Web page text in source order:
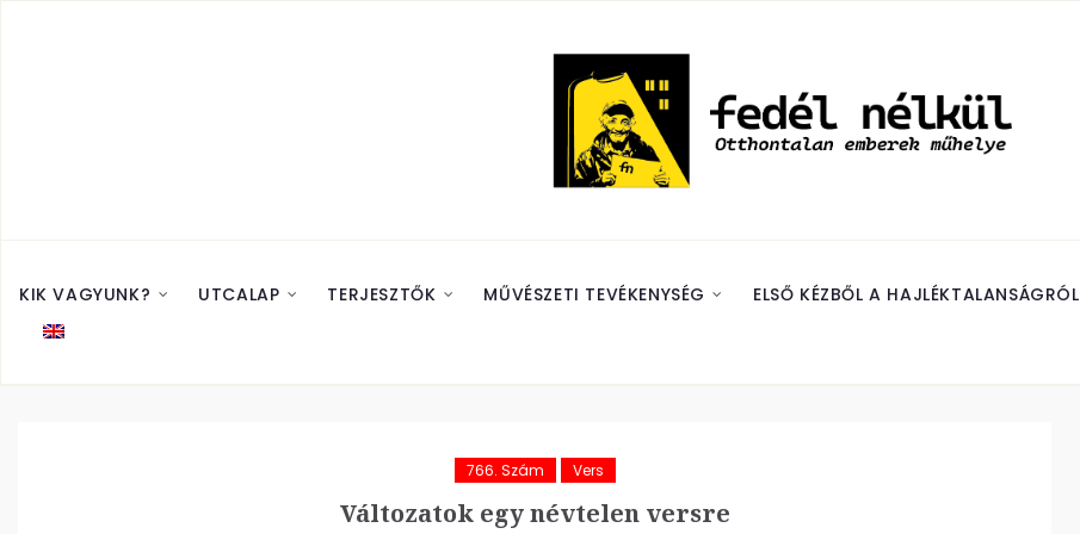
KIK VAGYUNK? UTCALAP TERJESZTŐK MŰVÉSZETI TEVÉKENYSÉG ELSŐ KÉZBŐL A HAJLÉKTALANSÁGRÓL
766. Szám Vers
Változatok egy névtelen versre